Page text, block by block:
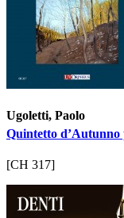
Ugoletti, Paolo
Quintetto
[CH 317]